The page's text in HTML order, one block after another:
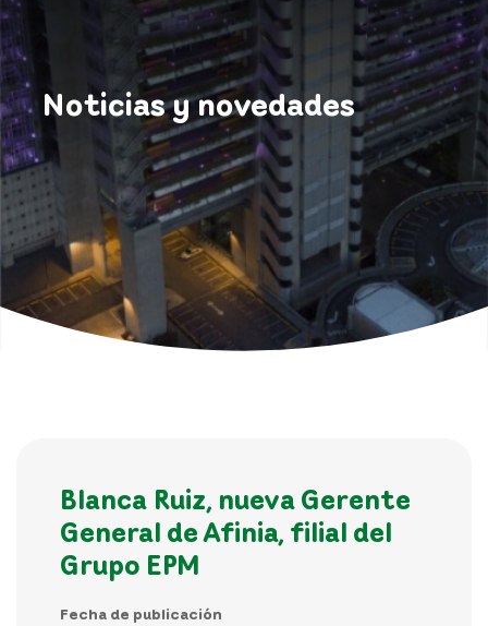
Noticias y novedades
Blanca Ruiz, nueva Gerente
General de Afinia, filial del
Grupo EPM
Fecha de publicación